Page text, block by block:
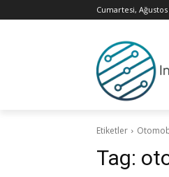
Cumartesi, Ağustos
Etiketler
Tag: